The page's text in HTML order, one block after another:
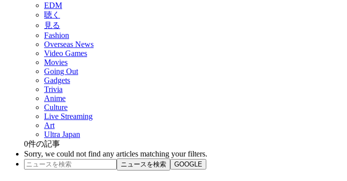
EDM
聴く
見る
Fashion
Overseas News
Video Games
Movies
Going Out
Gadgets
Trivia
Anime
Culture
Live Streaming
Art
Ultra Japan
0件の記事
Sorry, we could not find any articles matching your filters.
ニュースを検索 GOOGLE